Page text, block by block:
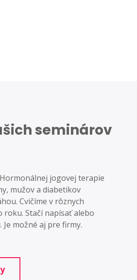
seminárov
jogovej terapie
mužov a diabetikov
Cvičíme v rôznych
roku. Stačí napísať alebo
možné aj pre firmy.